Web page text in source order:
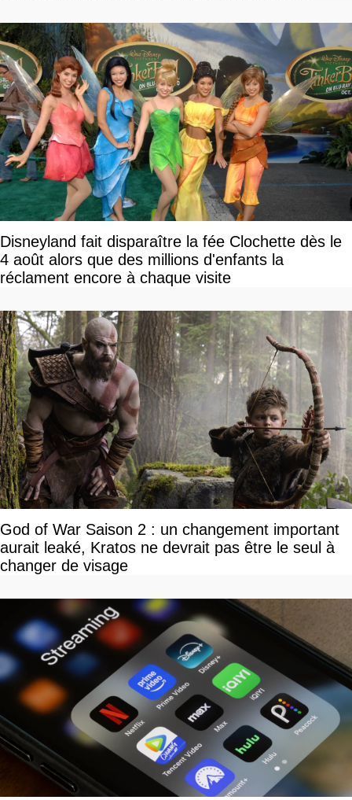
Disneyland fait disparaître la fée Clochette dès le
4 août alors que des millions d'enfants la
réclament encore à chaque visite
God of War Saison 2 : un changement important
aurait leaké, Kratos ne devrait pas être le seul à
changer de visage